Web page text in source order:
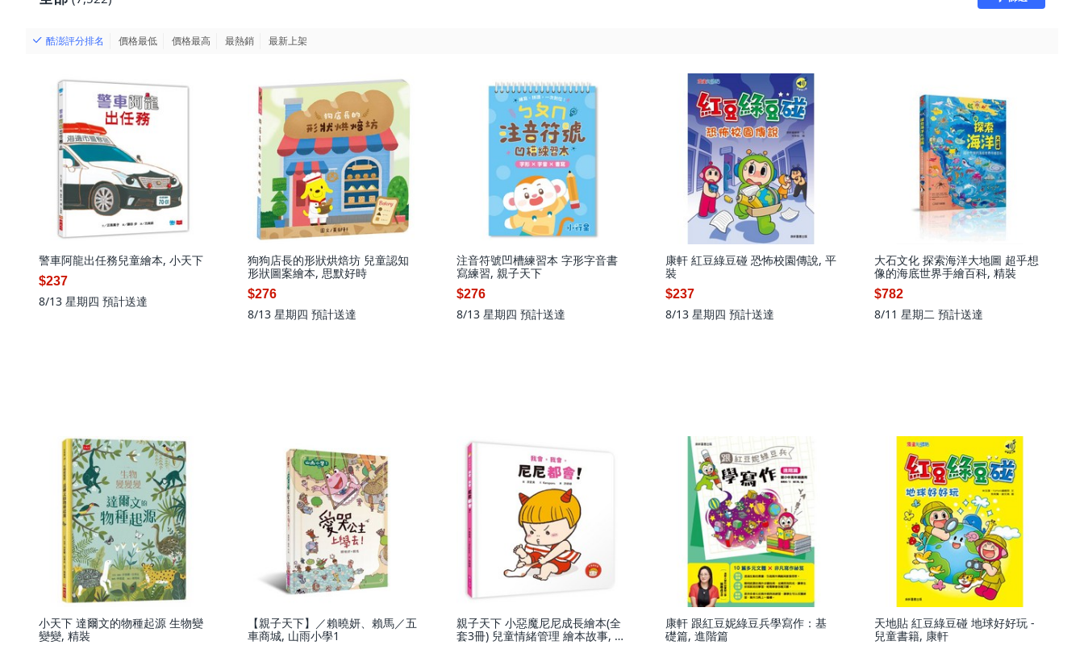
酷澎評分排名 價格最低 價格最高 最熱銷 最新上架
警車阿龍出任務兒童繪本, 小天下
$237
8/13 星期四 預計送達
狗狗店長的形狀烘焙坊 兒童認知
形狀圖案繪本, 思默好時
$276
8/13 星期四 預計送達
注音符號凹槽練習本 字形字音書
寫練習, 親子天下
$276
8/13 星期四 預計送達
康軒 紅豆綠豆碰 恐怖校園傳說, 平
裝
$237
8/13 星期四 預計送達
大石文化 探索海洋大地圖 超乎想
像的海底世界手繪百科, 精裝
$782
8/11 星期二 預計送達
小天下 達爾文的物種起源 生物變
變變, 精裝
【親子天下】／賴曉妍、賴馬／五
車商城, 山雨小學1
親子天下 小惡魔尼尼成長繪本(全
套3冊) 兒童情緒管理 繪本故事, 我
康軒 跟紅豆妮綠豆兵學寫作：基
礎篇, 進階篇
天地貼 紅豆綠豆碰 地球好好玩 -
兒童書籍, 康軒